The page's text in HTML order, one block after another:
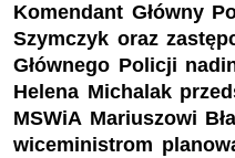
Komendant Główny
Szymczyk oraz
Głównego Policji
Helena Michalak
MSWiA Mariuszowi
wiceministrom